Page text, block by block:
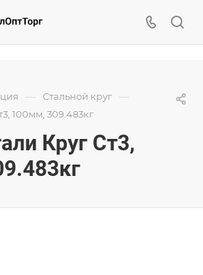
— Стальной круг —
100мм, 309.483кг
Круг Ст3,